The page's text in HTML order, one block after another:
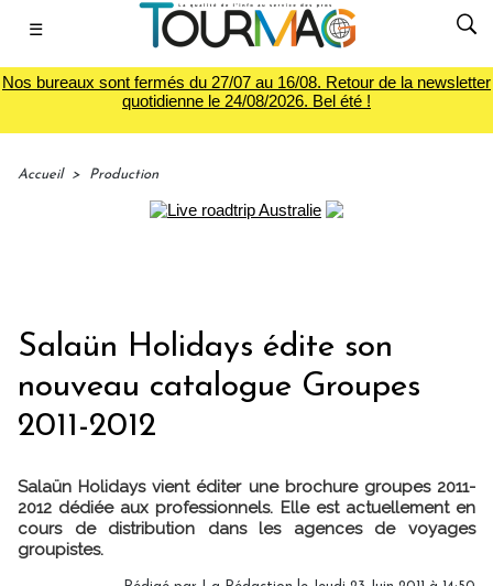
☰
Nos bureaux sont fermés du 27/07 au 16/08. Retour de la newsletter
quotidienne le 24/08/2026. Bel été !
Accueil > Production
Salaün Holidays édite son
nouveau catalogue Groupes
2011-2012
Salaün Holidays vient éditer une brochure groupes 2011-
2012 dédiée aux professionnels. Elle est actuellement en
cours de distribution dans les agences de voyages
groupistes.